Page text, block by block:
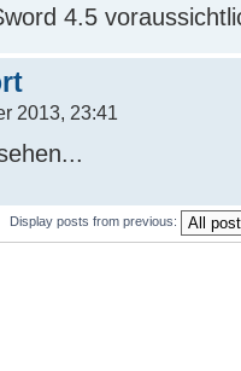
4.5
2013, 23:41
Display posts from previous: